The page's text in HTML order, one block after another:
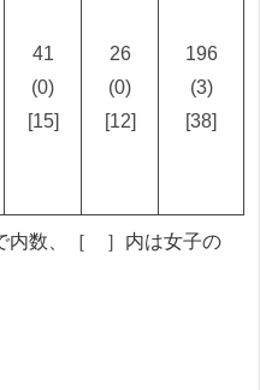
41
(0)
[15]
26
(0)
[12]
196
(3)
[38]
内数、［ ］内は女子の